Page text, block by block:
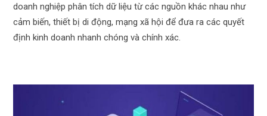
doanh nghiệp phân tích dữ liệu từ các nguồn khác nhau như
cảm biến, thiết bị di động, mạng xã hội để đưa ra các quyết
định kinh doanh nhanh chóng và chính xác.